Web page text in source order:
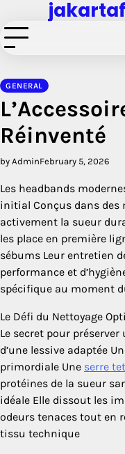
to
content
GENERAL
Réinventé
by AdminFebruary 5, 2026
Les headbands
initial Conçus dans des
activement la sueur
les place en première
sébums Leur entretien
performance et
spécifique au moment
Le Défi du Nettoyage
Le secret pour
d’une lessive adaptée
primordiale Une serre
protéines de la sueur
idéale Elle dissout les
odeurs tenaces tout en
tissu technique